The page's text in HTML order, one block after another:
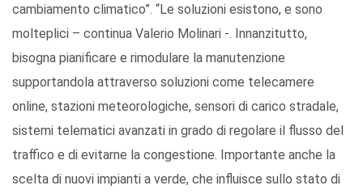
cambiamento climatico”. “Le soluzioni esistono, e sono
molteplici – continua Valerio Molinari -. Innanzitutto,
bisogna pianificare e rimodulare la manutenzione
supportandola attraverso soluzioni come telecamere
online, stazioni meteorologiche, sensori di carico stradale,
sistemi telematici avanzati in grado di regolare il flusso del
traffico e di evitarne la congestione. Importante anche la
scelta di nuovi impianti a verde, che influisce sullo stato di